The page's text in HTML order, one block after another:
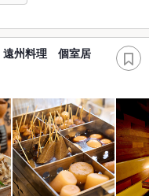
遠州料理 個室居